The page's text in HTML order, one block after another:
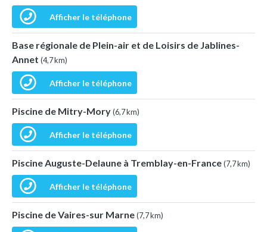
Afficher le téléphone
Base régionale de Plein-air et de Loisirs de Jablines-
Annet (4,7 km)
Afficher le téléphone
Piscine de Mitry-Mory(6,7 km)
Afficher le téléphone
Piscine Auguste-Delaune à Tremblay-en-France(7,7 km)
Afficher le téléphone
Piscine de Vaires-sur Marne(7,7 km)